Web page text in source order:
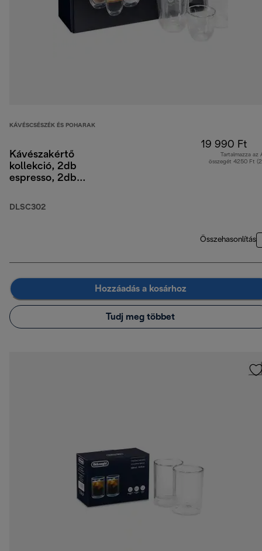
KÁVÉSCSÉSZÉK ÉS POHARAK
Kávészakértő
kollekció, 2db
espresso, 2db
macchiato duplafalú
DLSC302
19 990 Ft
Tartalmazza az
összegét 4250 Ft
Összehasonlítás
Hozzáadás a kosárhoz
Tudj meg többet